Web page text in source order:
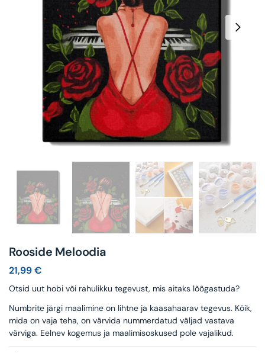
Rooside Meloodia
21,99€
Otsid uut hobi või rahulikku tegevust, mis aitaks lõõgastuda?
Numbrite järgi maalimine on lihtne ja kaasahaarav tegevus. Kõik,
mida on vaja teha, on värvida nummerdatud väljad vastava
värviga. Eelnev kogemus ja maalimisoskused pole vajalikud.